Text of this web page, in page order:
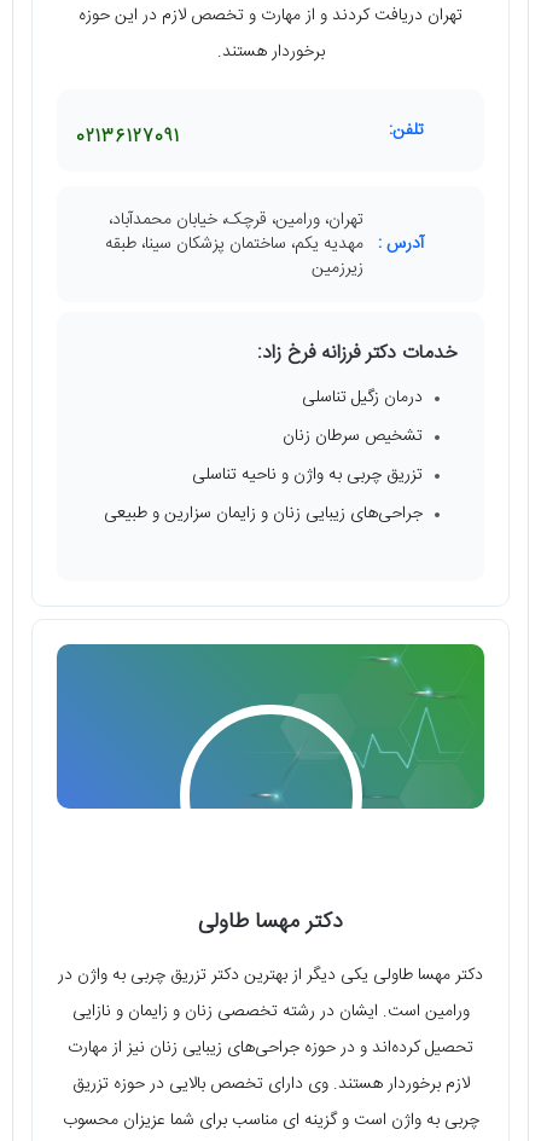
تهران دریافت کردند و از مهارت و تخصص لازم در این حوزه
برخوردار هستند.
تلفن: 02136127091
آدرس :
تهران، ورامین، قرچک، خیابان محمدآباد،
مهدیه یکم، ساختمان پزشکان سینا، طبقه
زیرزمین
خدمات دکتر فرزانه فرخ زاد:
درمان زگیل تناسلی
تشخیص سرطان زنان
تزریق چربی به واژن و ناحیه تناسلی
جراحی‌های زیبایی زنان و زایمان سزارین و طبیعی
دکتر مهسا طاولی
دکتر مهسا طاولی یکی دیگر از بهترین دکتر تزریق چربی به واژن در
ورامین است. ایشان در رشته تخصصی زنان و زایمان و نازایی
تحصیل کرده‌اند و در حوزه جراحی‌های زیبایی زنان نیز از مهارت
لازم برخوردار هستند. وی دارای تخصص بالایی در حوزه تزریق
چربی به واژن است و گزینه ای مناسب برای شما عزیزان محسوب